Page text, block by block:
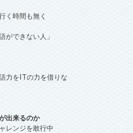
く時間も無く
ができない人」
力をITの力を借りな
出来るのか
レンジを敢行中